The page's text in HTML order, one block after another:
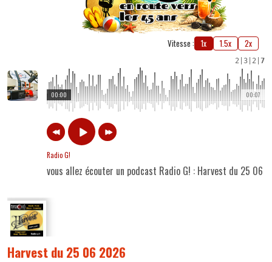
Vitesse : 1x 1.5x 2x
2 3 2 7
00:07
00:00
Radio G!
vous allez écouter un podcast Radio G! : Harvest du 25 06
Harvest du 25 06 2026